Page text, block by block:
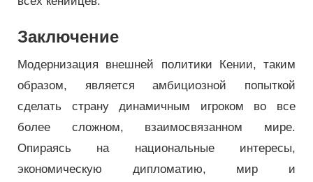
Заключение
Модернизация внешней политики Кении, таким
образом, является амбициозной попыткой
сделать страну динамичным игроком во все
более сложном, взаимосвязанном мире.
Опираясь на национальные интересы,
экономическую дипломатию, мир и